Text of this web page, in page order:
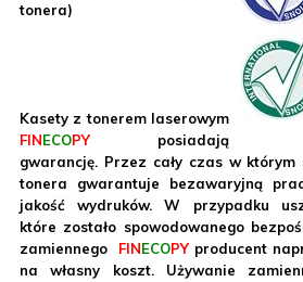
tonera)
Kasety z tonerem laserowym
FINECOPY posiadają
gwarancję. Przez cały czas w
tonera gwarantuje bezawaryjną
jakość wydruków. W przypadku
które zostało spowodowanego
zamiennego FINECOPYproducent
na własny koszt. Używanie